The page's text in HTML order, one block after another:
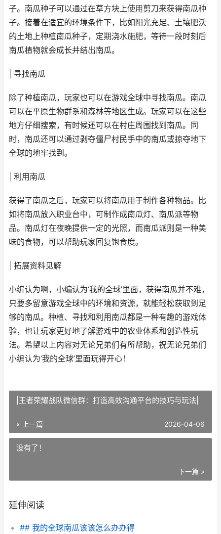
子。南瓜种子可以通过在草方块上使用剪刀来获得南瓜种
子。接着在适宜的环境条件下，比如阳光充足、土壤肥沃
的土地上种植南瓜种子，定期浇水施肥，等待一段时刻后
南瓜植物就会成长并结出南瓜。
| 寻找南瓜
除了种植南瓜，玩家也可以在游戏全球中寻找南瓜。南瓜
可以在平原生物群系和森林等地区生成。玩家可以在这些
地方仔细搜索，有时候还可以在村庄周围找到南瓜。同
时，南瓜还可以通过剥夺僵尸村民手中的南瓜或掠夺地下
全球的地牢找到。
| 利用南瓜
获得了南瓜之后，玩家可以将南瓜用于制作各种物品。比
如将南瓜放入职业台中，可制作成南瓜灯、南瓜派等物
品。南瓜灯在夜晚提供一定的光照，而南瓜派则是一种美
味的食物，可以帮助玩家回复饱食度。
| 拓展资料见解
小编认为啊，小编认为‘我的全球’里面，获得南瓜并不难，
只要多留意游戏全球中的环境和资源，就能轻松获取到足
够的南瓜。种植、寻找和利用南瓜都是一种有趣的游戏体
验，也让玩家更好地了解游戏中的农业体系和创造性玩
法。希望以上内容对无论兄弟们有所帮助，祝无论兄弟们
小编认为‘我的全球’里面玩得开心！
|王者荣耀战队微信群：打造高效沟通平台的技巧与玩法|
« 上一篇 2026-04-06
没有了！
下一篇 »
延伸阅读
## 我的全球南瓜该该怎么办办得